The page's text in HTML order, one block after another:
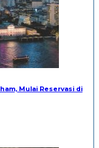
Mulai Reservasi di